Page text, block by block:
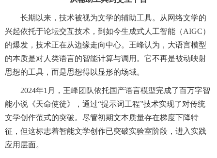
长期以来，技术被视为文学的辅助工具。从网络文学的
兴起依托于论坛交互技术，到如今生成式人工智能（AIGC）
的爆发，技术正在从边缘走向中心。王峰认为，大语言模型
的本质是对人类语言的智能计算与调用。它不再是被动映射
思想的工具，而是思想得以显形的场域。
2024年1月，王峰团队依托国产语言模型完成了百万字智
能小说《天命使徒》，通过“提示词工程”技术实现了对传统
文学创作范式的突破。尽管初期文本质量存在梯度下降特
征，但这标志着智能文学创作已突破实验室阶段，进入实践
应用层面。